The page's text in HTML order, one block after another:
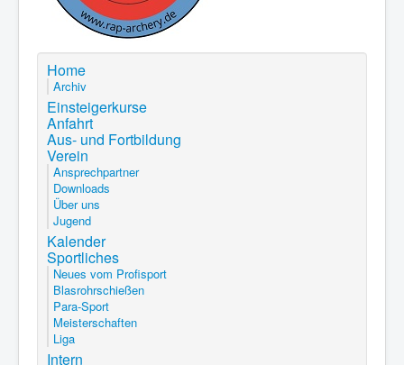
Home
Archiv
Einsteigerkurse
Anfahrt
Aus- und Fortbildung
Verein
Ansprechpartner
Downloads
Über uns
Jugend
Kalender
Sportliches
Neues vom Profisport
Blasrohrschießen
Para-Sport
Meisterschaften
Liga
Intern